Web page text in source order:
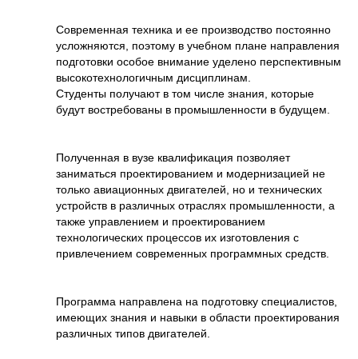
Современная техника и ее производство постоянно
усложняются, поэтому в учебном плане направления
подготовки особое внимание уделено перспективным
высокотехнологичным дисциплинам.
Студенты получают в том числе знания, которые
будут востребованы в промышленности в будущем.
Полученная в вузе квалификация позволяет
заниматься проектированием и модернизацией не
только авиационных двигателей, но и технических
устройств в различных отраслях промышленности, а
также управлением и проектированием
технологических процессов их изготовления с
привлечением современных программных средств.
Программа направлена на подготовку специалистов,
имеющих знания и навыки в области проектирования
различных типов двигателей.